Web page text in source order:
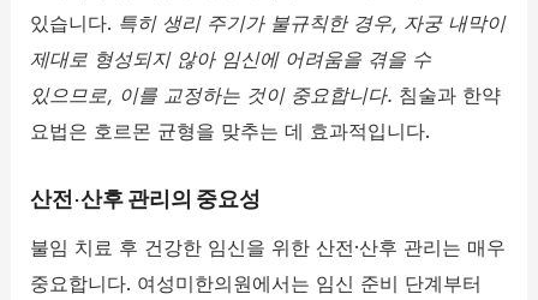
있습니다. 특히 생리 주기가 불규칙한 경우, 자궁 내막이
제대로 형성되지 않아 임신에 어려움을 겪을 수
있으므로, 이를 교정하는 것이 중요합니다. 침술과 한약
요법은 호르몬 균형을 맞추는 데 효과적입니다.
산전·산후 관리의 중요성
불임 치료 후 건강한 임신을 위한 산전·산후 관리는 매우
중요합니다. 여성미한의원에서는 임신 준비 단계부터